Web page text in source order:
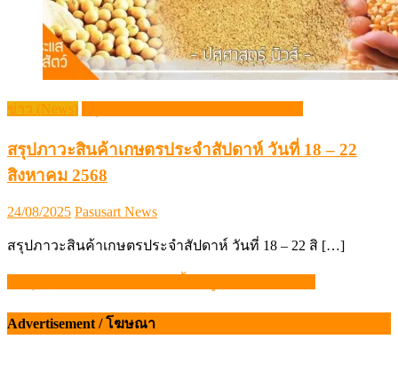
ข่าว (News)
สรุปภาวะสินค้าเกษตรประจำสัปดาห์ วันที่ 18 – 22
สิงหาคม 2568
Posted
24/08/2025 Author
Pasusart News
สรุปภาวะสินค้าเกษตรประจำสัปดาห์ วันที่ 18 – 22 สิ […]
แนะแนว
เรื่อง
Advertisement / โฆษณา